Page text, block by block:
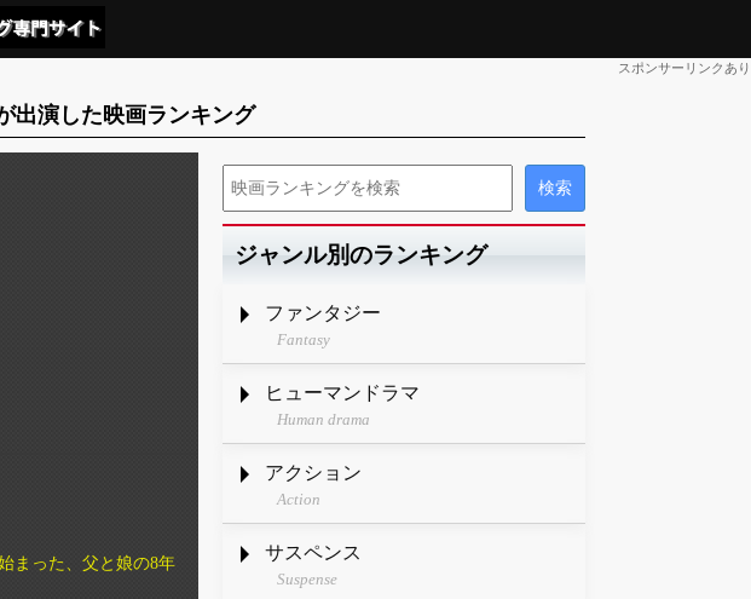
スポンサーリンクあり
出演した映画ランキング
まった、父と娘の8年
ジャンル別のランキング
ファンタジー
Fantasy
ヒューマンドラマ
Human drama
アクション
Action
サスペンス
Suspense